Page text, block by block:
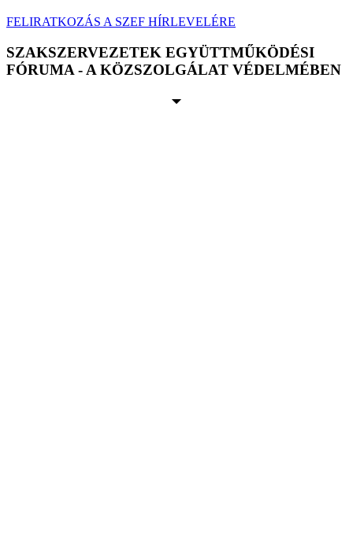
FELIRATKOZÁS A SZEF HÍRLEVELÉRE
SZAKSZERVEZETEK EGYÜTTMŰKÖDÉSI
FÓRUMA - A KÖZSZOLGÁLAT VÉDELMÉBEN